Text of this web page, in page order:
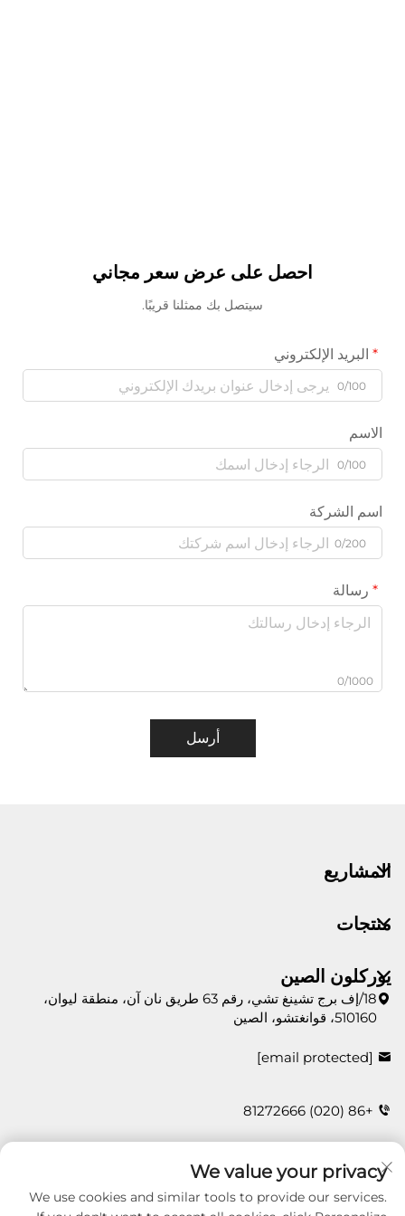
احصل على عرض سعر مجاني
سيتصل بك ممثلنا قريبًا.
البريد الإلكتروني
0/100
الاسم
0/100
اسم الشركة
0/200
رسالة
0/1000
أرسل
المشاريع
منتجات
يوركلون الصين
18/إف برج تشينغ تشي، رقم 63 طريق نان آن، منطقة ليوان،
510160، قوانغتشو، الصين
[email protected]
+86 (020) 81272666
اتصل بنا
We value your privacy
We use cookies and similar tools to provide our services.